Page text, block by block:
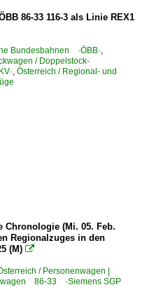
– Spittal-Millstättersee
– Wien Meidling ·Wiener
Bahnhof – Sigmundsherberg
– Bernhardsthal (– Břeclav)
Mur – Graz – Spielfeld-Strass (
·ÖBB·
·WSTBA·
Kunstbauten
86-33 116-3 als Linie REX1
Bundesbahnen ·ÖBB·,
/ Doppelstock-
, Österreich / Regional- und
Chronologie (Mi. 05. Feb.
Regionalzuges in den
(M) 
/ Personenwagen |
86-33 ·Siemens SGP